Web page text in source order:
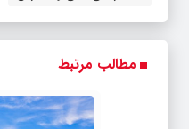
مطالب مرتبط